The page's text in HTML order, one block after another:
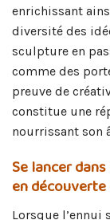
enrichissant
diversité des
sculpture en
comme des
preuve de
constitue une
nourrissant son
Se lancer
en
Lorsque